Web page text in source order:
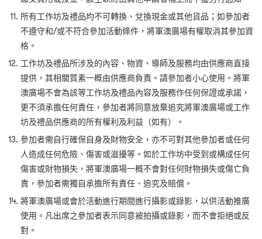
所有工作坊及禮品均不可轉換、兌換現金或其他貨品；如參加者
不遵守和/或不符合參加活動條件，將軍澳廣場有權取消其參加資
格。
工作坊及禮品所涉及的內容、物資、導師及服務均由供應商直接
提供，其相關質素一概由供應商負責。請參加者小心使用。將軍
澳廣場不會為該等工作坊及禮品內容及服務作任何保證或承諾，
更不須承擔任何責任，參加者將同意放棄追究將軍澳廣場或工作
坊及禮品供應商的所有權利及利益（如有）。
參加者需自行確保自身及財物安全，亦不可對其他參加者或任何
人造成任何危險、傷害或滋擾等。如於工作坊中受到或構成任何
傷害或財物損失，將軍澳廣場一概不會對任何財物損失或傷亡負
責，參加者需獨自承擔所有責任、追究及賠償。
將軍澳廣場或會於活動進行期間進行攝影或錄影，以供活動推廣
使用。凡出席之參加者表示同意被拍攝或錄影，而不會拒絕或反
對。